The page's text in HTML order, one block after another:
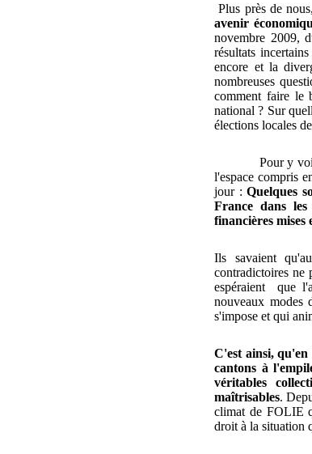
Plus près de
avenir
novembre 2009,
résultats
encore et la
nombreuses
comment faire le
national ? Sur
élections locales
Pour y
l'espace compris
jour :Quelques
France dans
financières mises
Ils savaient
contradictoires ne
espéraient
que
nouveaux modes
s'impose et qui
C'est ainsi, qu'en
cantons à
véritables
maîtrisables.
climat de FOLIE
droit à la situation